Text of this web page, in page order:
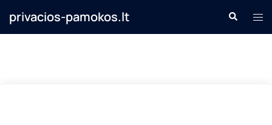
privacios-pamokos.lt Search